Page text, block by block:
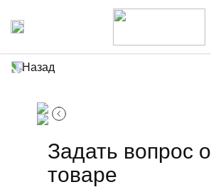
Назад
Задать вопрос о
товаре